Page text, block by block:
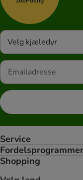
Velg kjæledyr
Service
Fordelsprogrammer
Shopping